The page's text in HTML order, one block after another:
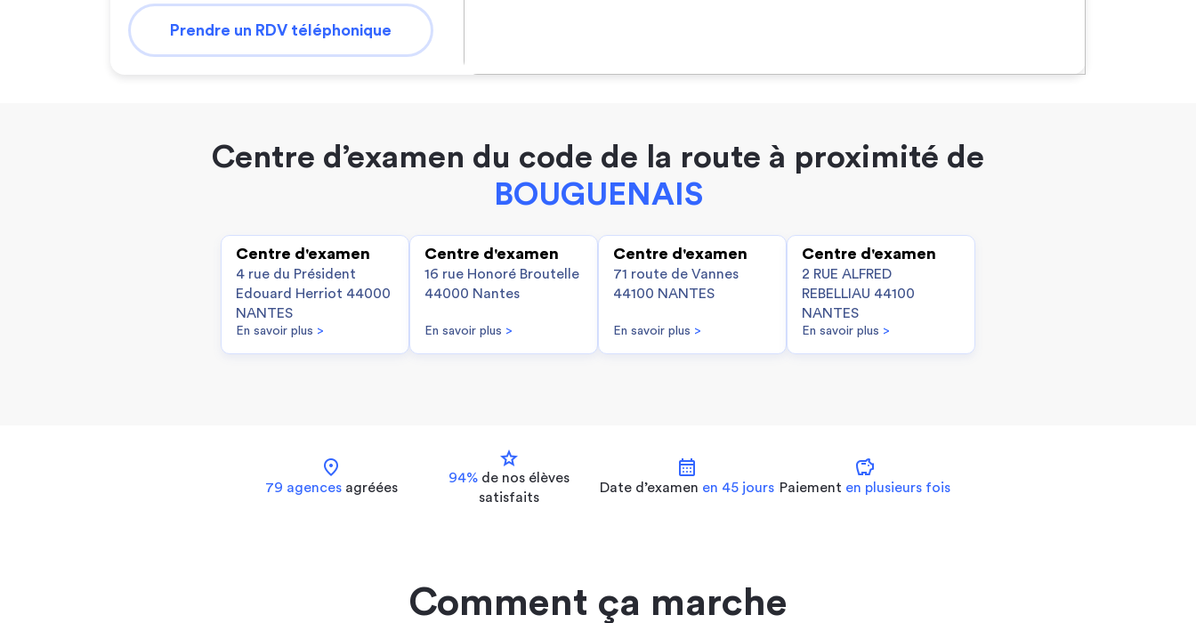
Prendre un RDV téléphonique
Centre d’examen du code de la route à proximité de
BOUGUENAIS
Centre d'examen
4 rue du Président
Edouard Herriot 44000
NANTES
En savoir plus >
Centre d'examen
16 rue Honoré Broutelle
44000 Nantes
En savoir plus >
Centre d'examen
71 route de Vannes
44100 NANTES
En savoir plus >
Centre d'examen
2 RUE ALFRED
REBELLIAU 44100
NANTES
En savoir plus >
location_on
79 agences agréées
star
94% de nos élèves
satisfaits
calendar_month
Date d’examen en 45 jours
savings
Paiement en plusieurs fois
Comment ça marche